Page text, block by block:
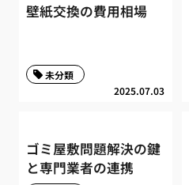
壁紙交換の費用相場
2025.07.03
未分類
ゴミ屋敷問題解決の鍵
と専門業者の連携